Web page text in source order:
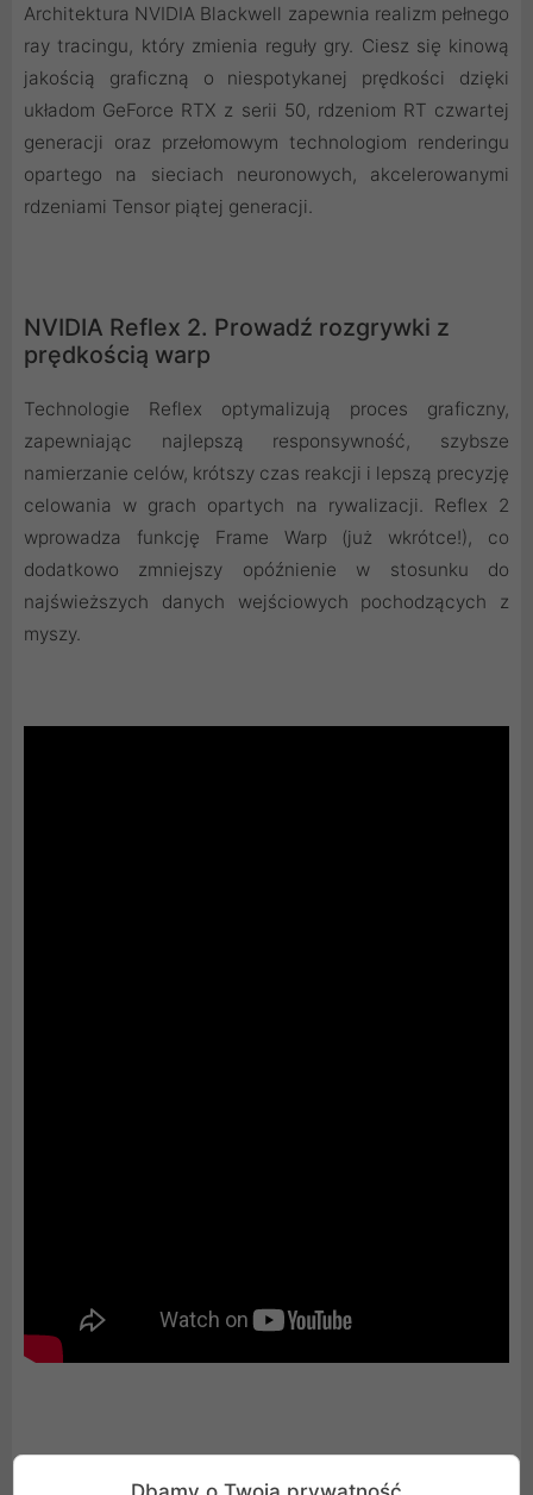
Architektura NVIDIA Blackwell zapewnia realizm pełnego
ray tracingu, który zmienia reguły gry. Ciesz się kinową
jakością graficzną o niespotykanej prędkości dzięki
układom GeForce RTX z serii 50, rdzeniom RT czwartej
generacji oraz przełomowym technologiom renderingu
opartego na sieciach neuronowych, akcelerowanymi
rdzeniami Tensor piątej generacji.
NVIDIA Reflex 2. Prowadź rozgrywki z
prędkością warp
Technologie Reflex optymalizują proces graficzny,
zapewniając najlepszą responsywność, szybsze
namierzanie celów, krótszy czas reakcji i lepszą precyzję
celowania w grach opartych na rywalizacji. Reflex 2
wprowadza funkcję Frame Warp (już wkrótce!), co
dodatkowo zmniejszy opóźnienie w stosunku do
najświeższych danych wejściowych pochodzących z
myszy.
NVIDIA Powers the World's AI. And Yours.